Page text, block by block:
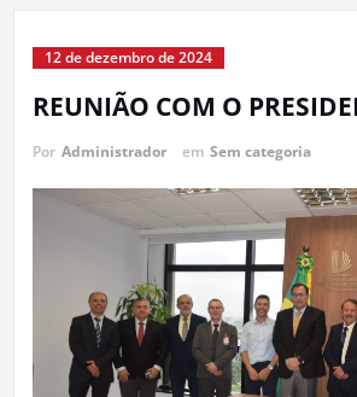
12 de dezembro de 2024
REUNIÃO COM O
Por Administrador em Sem categoria